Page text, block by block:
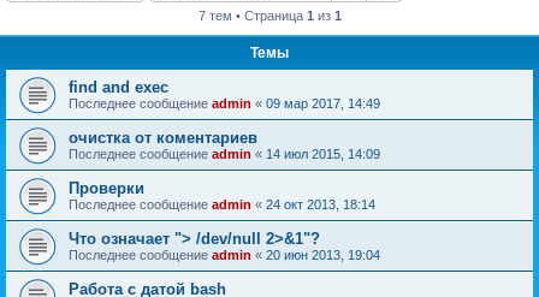
7 тем • Страница 1 из 1
Темы
find and exec
Последнее сообщение admin « 09 мар 2017, 14:49
очистка от коментариев
Последнее сообщение admin « 14 июл 2015, 14:09
Проверки
Последнее сообщение admin « 24 окт 2013, 18:14
Что означает "> /dev/null 2>&1"?
Последнее сообщение admin « 20 июн 2013, 19:04
Работа с датой bash